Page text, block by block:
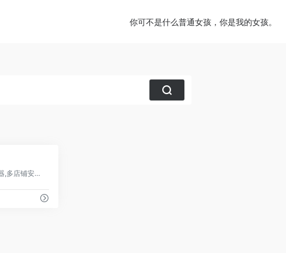
你可不是什么普通女孩，你是我的女孩。
高性价比跨境防关联指纹浏览器,多店铺安全运营